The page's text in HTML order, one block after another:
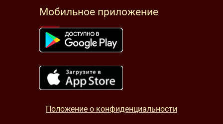
Мобильное приложение
Положение о конфиденциальности